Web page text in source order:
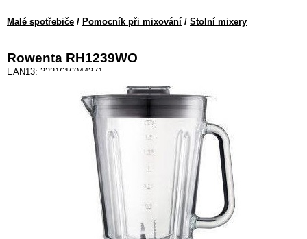
Malé spotřebiče / Pomocník při mixování / Stolní mixery
Rowenta RH1239WO
EAN13: 3221616044371